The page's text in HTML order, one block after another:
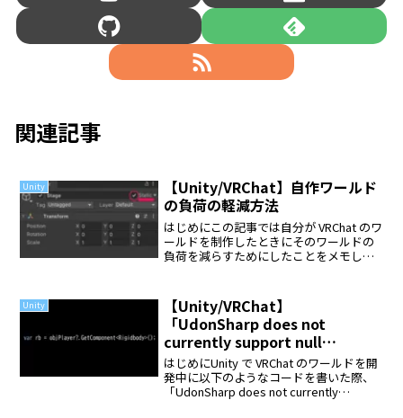
関連記事
Unity
【Unity/VRChat】自作ワールド
の負荷の軽減方法
はじめにこの記事では自分が VRChat のワ
ールドを制作したときにそのワールドの
負荷を減らすためにしたことをメモして
（静的化...
Unity
【Unity/VRChat】
「UdonSharp does not
currently support null
conditional operators」の対処
法
はじめにUnity で VRChat のワールドを開
発中に以下のようなコードを書いた際、
「UdonSharp does not currently